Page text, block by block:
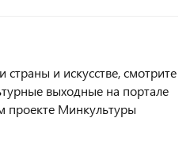
и искусстве, смотрите
выходные на портале
проекте Минкультуры